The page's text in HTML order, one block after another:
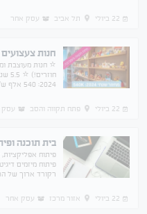
22 ביולי תל אביב עסק אחר
חנות
2024:
22 ביולי
פתח תקווה והסב עסק
בית תוכנה
פיתוח אפליקציות,
פיתוח מיזמים
22 ביולי
אזור מרכז עסק אחר